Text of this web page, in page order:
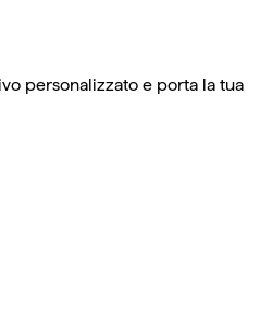
personalizzato e porta la tua